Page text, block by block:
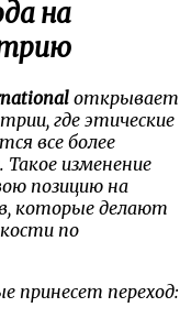
на
открывает
где этические
все более
изменение
позицию на
которые делают
по
принесет переход: